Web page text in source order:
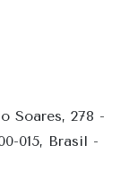
Soares, 278 -
015, Brasil -